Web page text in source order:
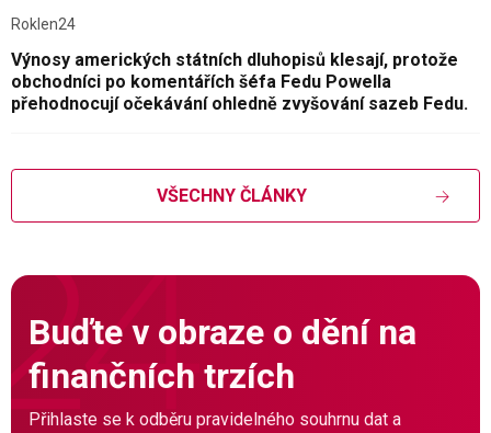
Roklen24
Výnosy amerických státních dluhopisů klesají, protože
obchodníci po komentářích šéfa Fedu Powella
přehodnocují očekávání ohledně zvyšování sazeb Fedu.
VŠECHNY ČLÁNKY
Buďte v obraze o dění na
finančních trzích
Přihlaste se k odběru pravidelného souhrnu dat a